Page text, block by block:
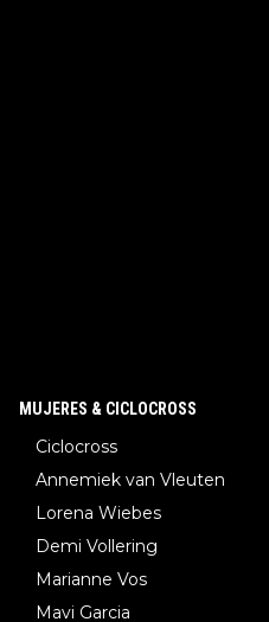
MUJERES & CICLOCROSS
Ciclocross
Annemiek van Vleuten
Lorena Wiebes
Demi Vollering
Marianne Vos
Mavi Garcia